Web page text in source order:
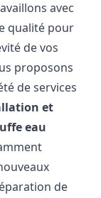
avec
qualité pour
de vos
proposons
de services
et
eau
de